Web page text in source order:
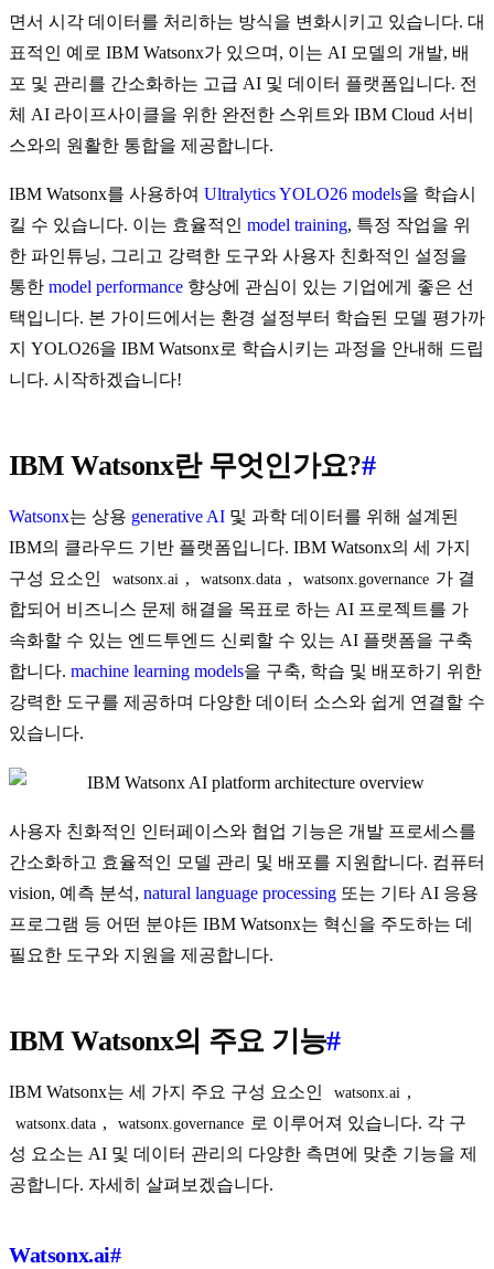
면서 시각 데이터를 처리하는 방식을 변화시키고 있습니다. 대
표적인 예로 IBM Watsonx가 있으며, 이는 AI 모델의 개발, 배
포 및 관리를 간소화하는 고급 AI 및 데이터 플랫폼입니다. 전
체 AI 라이프사이클을 위한 완전한 스위트와 IBM Cloud 서비
스와의 원활한 통합을 제공합니다.
IBM Watsonx를 사용하여 Ultralytics YOLO26 models을 학습시
킬 수 있습니다. 이는 효율적인 model training, 특정 작업을 위
한 파인튜닝, 그리고 강력한 도구와 사용자 친화적인 설정을
통한 model performance 향상에 관심이 있는 기업에게 좋은 선
택입니다. 본 가이드에서는 환경 설정부터 학습된 모델 평가까
지 YOLO26을 IBM Watsonx로 학습시키는 과정을 안내해 드립
니다. 시작하겠습니다!
IBM Watsonx란 무엇인가요?#
Watsonx는 상용 generative AI 및 과학 데이터를 위해 설계된
IBM의 클라우드 기반 플랫폼입니다. IBM Watsonx의 세 가지
구성 요소인
watsonx.ai , watsonx.data , watsonx.governance 가 결
합되어 비즈니스 문제 해결을 목표로 하는 AI 프로젝트를 가
속화할 수 있는 엔드투엔드 신뢰할 수 있는 AI 플랫폼을 구축
합니다. machine learning models을 구축, 학습 및 배포하기 위한
강력한 도구를 제공하며 다양한 데이터 소스와 쉽게 연결할 수
있습니다.
사용자 친화적인 인터페이스와 협업 기능은 개발 프로세스를
간소화하고 효율적인 모델 관리 및 배포를 지원합니다. 컴퓨터
vision, 예측 분석, natural language processing 또는 기타 AI 응용
프로그램 등 어떤 분야든 IBM Watsonx는 혁신을 주도하는 데
필요한 도구와 지원을 제공합니다.
IBM Watsonx의 주요 기능#
IBM Watsonx는 세 가지 주요 구성 요소인 watsonx.ai ,
watsonx.data , watsonx.governance 로 이루어져 있습니다. 각 구
성 요소는 AI 및 데이터 관리의 다양한 측면에 맞춘 기능을 제
공합니다. 자세히 살펴보겠습니다.
Watsonx.ai#